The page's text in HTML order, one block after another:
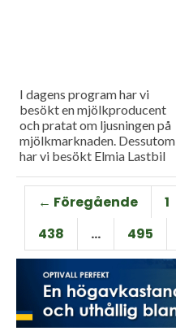
I dagens program har vi
besökt en mjölkproducent
och pratat om ljusningen på
mjölkmarknaden. Dessutom
har vi besökt Elmia Lastbil
maskinnyheter som passar
lantbruket.
← Föregående 1
438
… 495